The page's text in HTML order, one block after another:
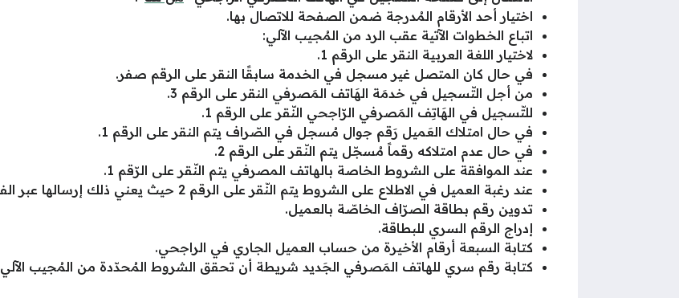
اختيار أحد الأرقام المُدرجة ضمن الصفحة للاتصال بها.
اتباع الخطوات الآتية عقب الرد من المُجيب الآلي:
لاختيار اللغة العربية النقر على الرقم 1.
في حال كان المتصل غير مسجل في الخدمة سابقًا النقر على الرقم صفر.
من أجل التّسجيل في خدمَة الهَاتف المَصرفي النقر على الرقم 3.
للتّسجيل في الهَاتِف المَصرفي الرّاجحي النّقر على الرقم 1.
في حال امتلاك العَميل رَقم جوال مُسجل في الصّراف يتم النقر على الرقم 1.
في حال عدم امتلاكه رقماً مُسجّل يتم النّقر على الرقم 2.
عند الموافقة على الشروط الخاصة بالهاتف المصرفي يتم النّقر على الرّقم 1.
عند رغبة العميل في الاطلاع على الشروط يتم النّقر على الرقم 2 حيث يعني ذلك إرسالها عبر الفاكس.
تدوين رقم بطاقة الصرّاف الخاصّة بالعميل.
إدراج الرقم السري للبطاقة.
كتابة السبعة أرقام الأخيرة من حساب العميل الجاري في الراجحي.
كتابة رقم سري للهاتف المَصرفي الجَديد شريطة أن تحقق الشروط المُحدّدة من المُجيب